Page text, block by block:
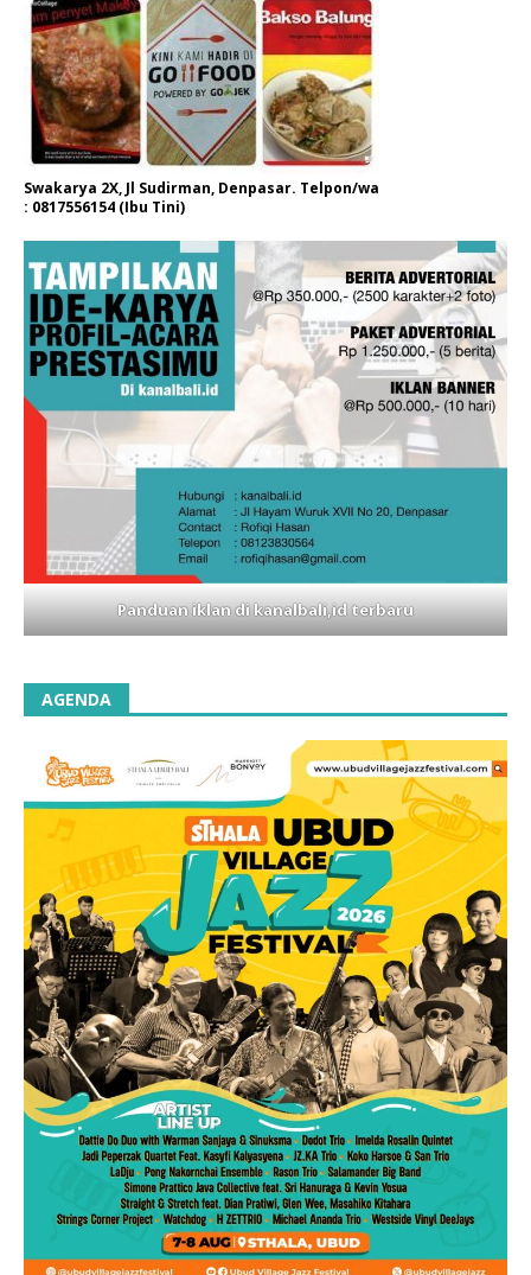
Swakarya 2X, Jl Sudirman, Denpasar. Telpon/wa
: 0817556154 (Ibu Tini)
Panduan iklan di kanalbali,id terbaru
AGENDA